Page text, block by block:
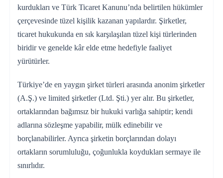
kurdukları ve Türk Ticaret Kanunu’nda belirtilen hükümler
çerçevesinde tüzel kişilik kazanan yapılardır. Şirketler,
ticaret hukukunda en sık karşılaşılan tüzel kişi türlerinden
biridir ve genelde kâr elde etme hedefiyle faaliyet
yürütürler.
Türkiye’de en yaygın şirket türleri arasında anonim şirketler
(A.Ş.) ve limited şirketler (Ltd. Şti.) yer alır. Bu şirketler,
ortaklarından bağımsız bir hukuki varlığa sahiptir; kendi
adlarına sözleşme yapabilir, mülk edinebilir ve
borçlanabilirler. Ayrıca şirketin borçlarından dolayı
ortakların sorumluluğu, çoğunlukla koydukları sermaye ile
sınırlıdır.